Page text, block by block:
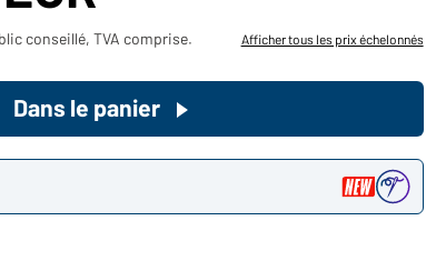
Voudriez-vous acheter des
produits pour votre besoin privé?
Chemin d'accès au shop des
conseillé, TVA comprise. Afficher tous les prix échelonnés
Dans le panier